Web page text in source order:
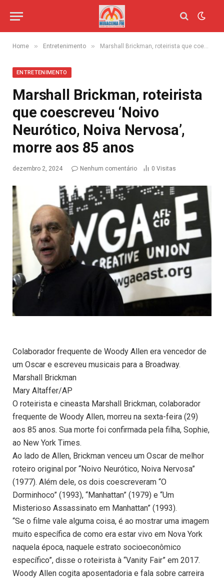
Home » Entretenimento » Marshall Brickman, roteirista que coescreveu ‘Noivo Neurótico, Noiva Nervosa’, morre aos 85 anos
ENTRETENIMENTO
Marshall Brickman, roteirista
que coescreveu ‘Noivo
Neurótico, Noiva Nervosa’,
morre aos 85 anos
dezembro 2, 2024 Nenhum comentário 0 Visitas
Colaborador frequente de Woody Allen era vencedor de
um Oscar e escreveu musicais para a Broadway.
Marshall Brickman
Mary Altaffer/AP
O roteirista e cineasta Marshall Brickman, colaborador
frequente de Woody Allen, morreu na sexta-feira (29)
aos 85 anos. Sua morte foi confirmada pela filha, Sophie,
ao New York Times.
Ao lado de Allen, Brickman venceu um Oscar de melhor
roteiro original por “Noivo Neurótico, Noiva Nervosa”
(1977). Além dele, os dois coescreveram “O
Dorminhoco” (1993), “Manhattan” (1979) e “Um
Misterioso Assassinato em Manhattan” (1993).
“Se o filme vale alguma coisa, é ao mostrar uma imagem
muito específica de como era estar vivo em Nova York
naquela época, naquele estrato socioeconômico
específico”, disse o roteirista à “Vanity Fair” em 2017.
Woody Allen cogita aposentadoria e fala sobre carreira